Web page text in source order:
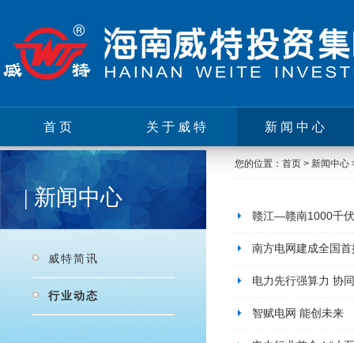
首页 关于威特 新闻中心
| 新闻中心
威特简讯
行业动态
您的位置： 首页 > 新闻中心
赣江—赣南1000千
南方电网建成全国
电力先行强算力 协
智赋电网 能创未来